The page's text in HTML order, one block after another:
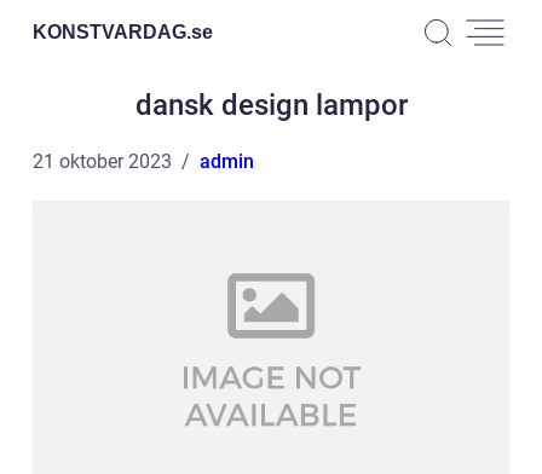
KONSTVARDAG.se
dansk design lampor
21 oktober 2023 admin